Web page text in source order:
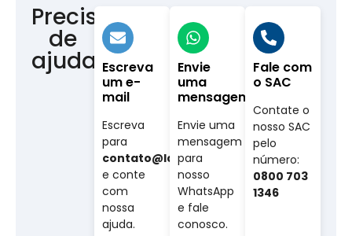
Precisa
de
ajuda?Escreva
um e-
mail
Escreva
para
contato@labovet.com.br
e conte
com
nossa
ajuda.
Envie
uma
mensagem
Envie uma
mensagem
para
nosso
WhatsApp
e fale
conosco.
Fale com
o SAC
Contate o
nosso SAC
pelo
número:
0800 703
1346